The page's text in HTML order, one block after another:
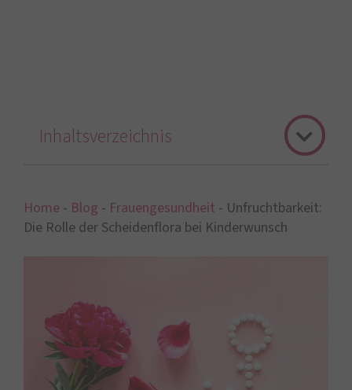
Home - Blog - Frauengesundheit - Unfruchtbarkeit:
Die Rolle der Scheidenflora bei Kinderwunsch
Inhaltsverzeichnis